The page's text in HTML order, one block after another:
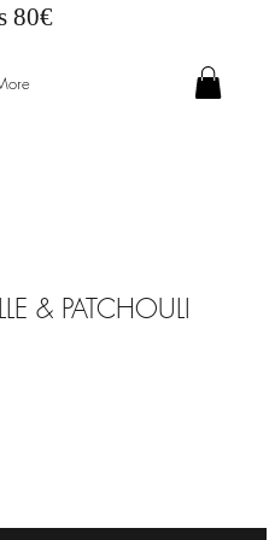
80€
& PATCHOULI